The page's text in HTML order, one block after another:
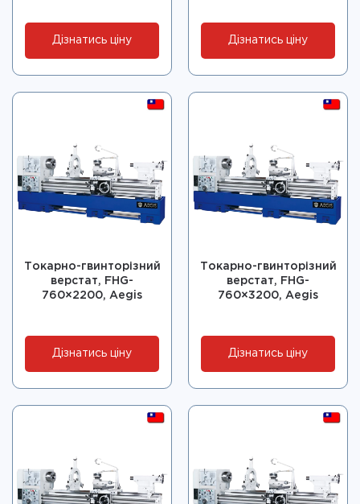
Дізнатись ціну Дізнатись ціну
Токарно-гвинторізний
верстат, FHG-
760×2200, Aegis
Дізнатись ціну
Токарно-гвинторізний
верстат, FHG-
760×3200, Aegis
Дізнатись ціну